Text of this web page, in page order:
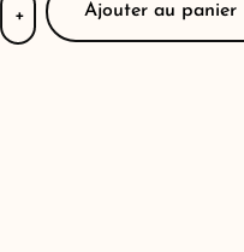
+ Ajouter au panier